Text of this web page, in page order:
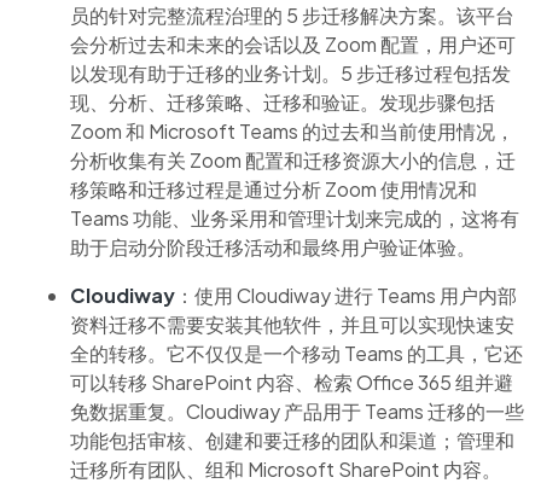
员的针对完整流程治理的 5 步迁移解决方案。该平台
会分析过去和未来的会话以及 Zoom 配置，用户还可
以发现有助于迁移的业务计划。5 步迁移过程包括发
现、分析、迁移策略、迁移和验证。发现步骤包括
Zoom 和 Microsoft Teams 的过去和当前使用情况，
分析收集有关 Zoom 配置和迁移资源大小的信息，迁
移策略和迁移过程是通过分析 Zoom 使用情况和
Teams 功能、业务采用和管理计划来完成的，这将有
助于启动分阶段迁移活动和最终用户验证体验。
Cloudiway ：使用 Cloudiway 进行 Teams 用户内部
资料迁移不需要安装其他软件，并且可以实现快速安
全的转移。它不仅仅是一个移动 Teams 的工具，它还
可以转移 SharePoint 内容、检索 Office 365 组并避
免数据重复。Cloudiway 产品用于 Teams 迁移的一些
功能包括审核、创建和要迁移的团队和渠道；管理和
迁移所有团队、组和 Microsoft SharePoint 内容。